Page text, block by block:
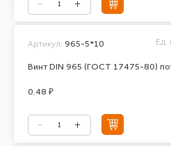
Винт DIN 965 (ГОСТ 17475-80)
Артикул: 965-5*10 Ед.
0.48 ₽